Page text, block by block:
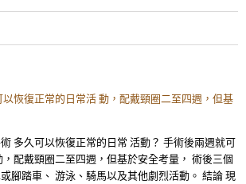
恢復正常的日常活 動，配戴頸圈二至四週，但基
多久可以恢復正常的日常 活動？ 手術後兩週就可
配戴頸圈二至四週，但基於安全考量， 術後三個
腳踏車、 游泳、騎馬以及其他劇烈活動。 結論 現